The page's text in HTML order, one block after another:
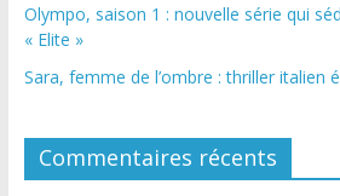
Olympo, saison 1 : nouvelle série qui
« Elite »
Sara, femme de l’ombre : thriller italien
Commentaires récents